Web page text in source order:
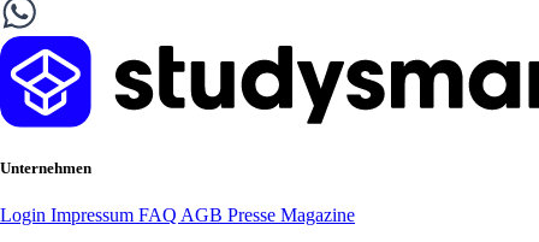
Unternehmen
Login Impressum FAQ AGB Presse Magazine